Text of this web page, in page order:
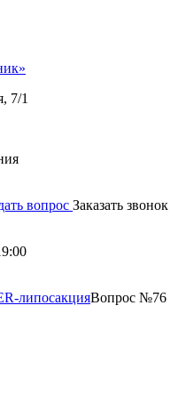
7/1
вопрос Заказать звонок
липосакцияВопрос №76